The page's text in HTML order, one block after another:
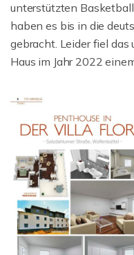
unterstützten
haben es bis in die
gebracht. Leider fiel
Haus im Jahr 2022